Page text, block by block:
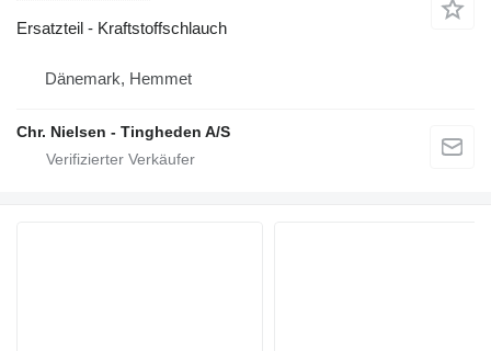
Ersatzteil - Kraftstoffschlauch
Dänemark, Hemmet
Chr. Nielsen - Tingheden A/S